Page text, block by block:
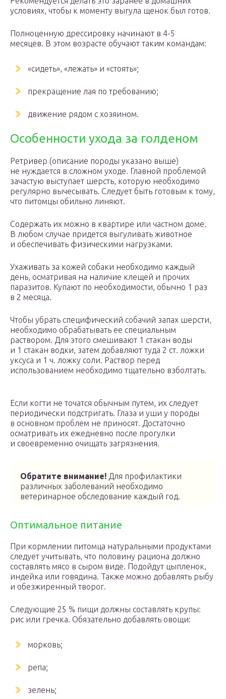
условиях, чтобы к моменту выгула щенок был готов.
Полноценную дрессировку начинают в 4-5
месяцев. В этом возрасте обучают таким командам:
«сидеть», «лежать» и «стоять»;
прекращение лая по требованию;
движение рядом с хозяином.
Особенности ухода за голденом
Ретривер (описание породы указано выше)
не нуждается в сложном уходе. Главной проблемой
зачастую выступает шерсть, которую необходимо
регулярно вычесывать. Следует быть готовым к тому,
что питомцы обильно линяют.
Содержать их можно в квартире или частном доме.
В любом случае придется выгуливать животное
и обеспечивать физическими нагрузками.
Ухаживать за кожей собаки необходимо каждый
день, осматривая на наличие клещей и прочих
паразитов. Купают по необходимости, обычно 1 раз
в 2 месяца.
Чтобы убрать специфический собачий запах шерсти,
необходимо обрабатывать ее специальным
раствором. Для этого смешивают 1 стакан воды
и 1 стакан водки, затем добавляют туда 2 ст. ложки
уксуса и 1 ч. ложку соли. Раствор перед
использованием необходимо тщательно взболтать.
Если когти не точатся обычным путем, их следует
периодически подстригать. Глаза и уши у породы
в основном проблем не приносят. Достаточно
осматривать их ежедневно после прогулки
и своевременно очищать загрязнения.
Обратите внимание! Для профилактики
различных заболеваний необходимо
ветеринарное обследование каждый год.
Оптимальное питание
При кормлении питомца натуральными продуктами
следует учитывать, что половину рациона должно
составлять мясо в сыром виде. Подойдут цыпленок,
индейка или говядина. Также можно добавлять рыбу
и обезжиренный творог.
Следующие 25 % пищи должны составлять крупы:
рис или гречка. Обязательно добавлять овощи:
морковь;
репа;
зелень;